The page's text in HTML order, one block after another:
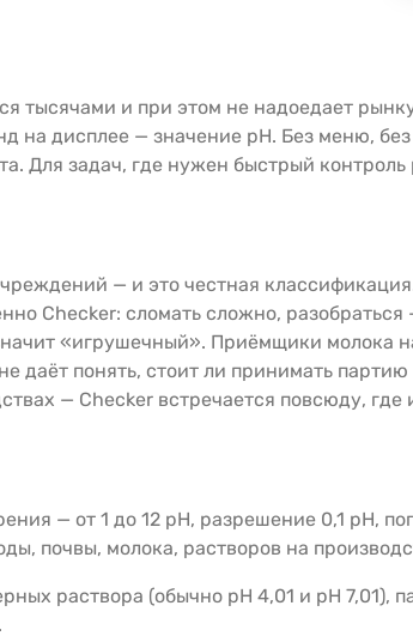
тысячами и при этом не надоедает
на дисплее — значение pH. Без меню,
Для задач, где нужен быстрый контроль
— и это честная
Checker: сломать сложно,
«игрушечный». Приёмщики молока
понять, стоит ли принимать
— Checker встречается повсюду, где
— от 1 до 12 pH, разрешение 0,1 pH,
почвы, молока, растворов на
раствора (обычно pH 4,01 и pH 7,01),